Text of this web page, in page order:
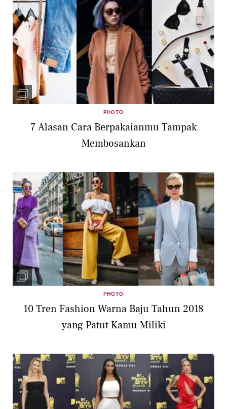
PHOTO
7 Alasan Cara Berpakaianmu Tampak
Membosankan
PHOTO
10 Tren Fashion Warna Baju Tahun 2018
yang Patut Kamu Miliki